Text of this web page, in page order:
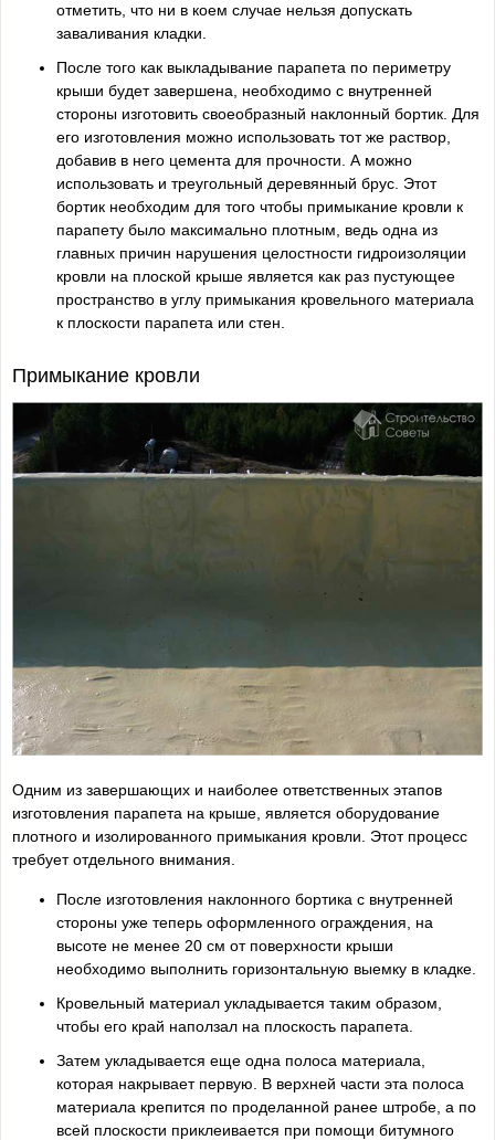
отметить, что ни в коем случае нельзя допускать
заваливания кладки.
После того как выкладывание парапета по периметру
крыши будет завершена, необходимо с внутренней
стороны изготовить своеобразный наклонный бортик. Для
его изготовления можно использовать тот же раствор,
добавив в него цемента для прочности. А можно
использовать и треугольный деревянный брус. Этот
бортик необходим для того чтобы примыкание кровли к
парапету было максимально плотным, ведь одна из
главных причин нарушения целостности гидроизоляции
кровли на плоской крыше является как раз пустующее
пространство в углу примыкания кровельного материала
к плоскости парапета или стен.
Примыкание кровли
Одним из завершающих и наиболее ответственных этапов
изготовления парапета на крыше, является оборудование
плотного и изолированного примыкания кровли. Этот процесс
требует отдельного внимания.
После изготовления наклонного бортика с внутренней
стороны уже теперь оформленного ограждения, на
высоте не менее 20 см от поверхности крыши
необходимо выполнить горизонтальную выемку в кладке.
Кровельный материал укладывается таким образом,
чтобы его край наползал на плоскость парапета.
Затем укладывается еще одна полоса материала,
которая накрывает первую. В верхней части эта полоса
материала крепится по проделанной ранее штробе, а по
всей плоскости приклеивается при помощи битумного